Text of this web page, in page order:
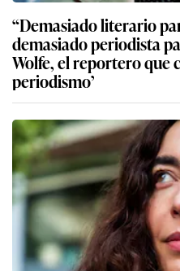
“Demasiado literario
demasiado periodista
Wolfe, el reportero que
periodismo’